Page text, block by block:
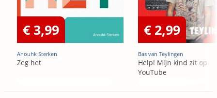
€ 3,99
Anouhk Sterken
Zeg het
€ 2,99
Bas van Teylingen
Help! Mijn kind zit op
YouTube